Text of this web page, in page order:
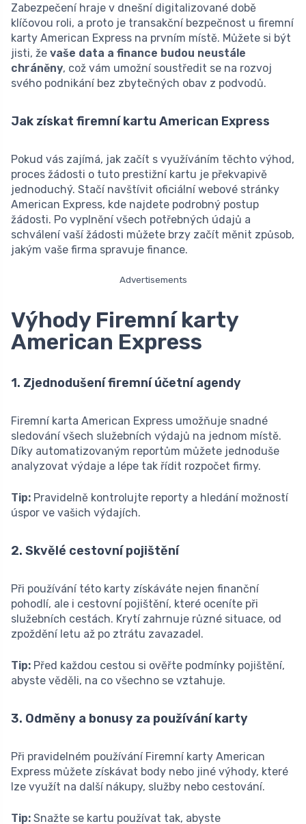
Zabezpečení hraje v dnešní digitalizované době
klíčovou roli, a proto je transakční bezpečnost u firemní
karty American Express na prvním místě. Můžete si být
jisti, že vaše data a finance budou neustále
chráněny, což vám umožní soustředit se na rozvoj
svého podnikání bez zbytečných obav z podvodů.
Jak získat firemní kartu American Express
Pokud vás zajímá, jak začít s využíváním těchto výhod,
proces žádosti o tuto prestižní kartu je překvapivě
jednoduchý. Stačí navštívit oficiální webové stránky
American Express, kde najdete podrobný postup
žádosti. Po vyplnění všech potřebných údajů a
schválení vaší žádosti můžete brzy začít měnit způsob,
jakým vaše firma spravuje finance.
Advertisements
Výhody Firemní karty
American Express
1. Zjednodušení firemní účetní agendy
Firemní karta American Express umožňuje snadné
sledování všech služebních výdajů na jednom místě.
Díky automatizovaným reportům můžete jednoduše
analyzovat výdaje a lépe tak řídit rozpočet firmy.
Tip: Pravidelně kontrolujte reporty a hledání možností
úspor ve vašich výdajích.
2. Skvělé cestovní pojištění
Při používání této karty získáváte nejen finanční
pohodlí, ale i cestovní pojištění, které oceníte při
služebních cestách. Krytí zahrnuje různé situace, od
zpoždění letu až po ztrátu zavazadel.
Tip: Před každou cestou si ověřte podmínky pojištění,
abyste věděli, na co všechno se vztahuje.
3. Odměny a bonusy za používání karty
Při pravidelném používání Firemní karty American
Express můžete získávat body nebo jiné výhody, které
lze využít na další nákupy, služby nebo cestování.
Tip: Snažte se kartu používat tak, abyste